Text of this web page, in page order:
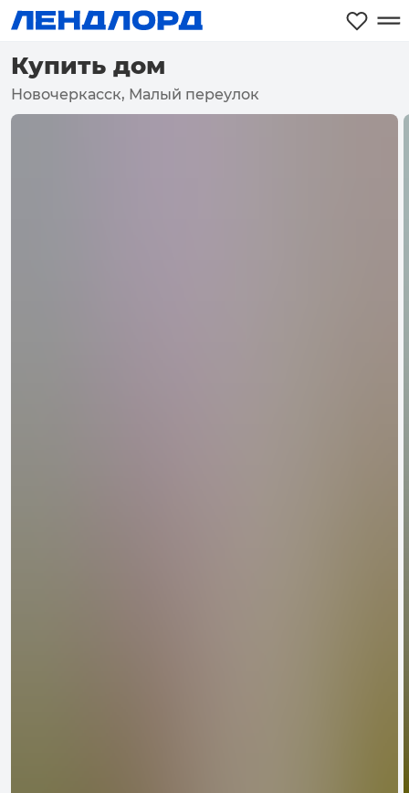
Купить дом
Новочеркасск, Малый переулок